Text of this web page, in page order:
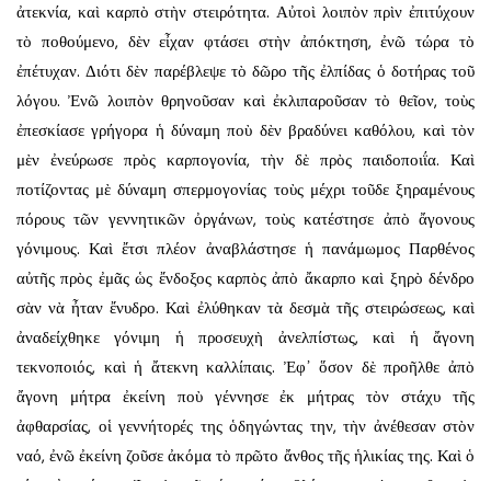
ἀτεκνία, καὶ καρπὸ στὴν στειρότητα. Αὐτοὶ λοιπὸν πρὶν ἐπιτύχουν
τὸ ποθούμενο, δὲν εἶχαν φτάσει στὴν ἀπόκτηση, ἐνῶ τώρα τὸ
ἐπέτυχαν. Διότι δὲν παρέβλεψε τὸ δῶρο τῆς ἐλπίδας ὁ δοτήρας τοῦ
λόγου. Ἐνῶ λοιπὸν θρηνοῦσαν καὶ ἐκλιπαροῦσαν τὸ θεῖον, τοὺς
ἐπεσκίασε γρήγορα ἡ δύναμη ποὺ δὲν βραδύνει καθόλου, καὶ τὸν
μὲν ἐνεύρωσε πρὸς καρπογονία, τὴν δὲ πρὸς παιδοποιΐα. Καὶ
ποτίζοντας μὲ δύναμη σπερμογονίας τοὺς μέχρι τοῦδε ξηραμένους
πόρους τῶν γεννητικῶν ὀργάνων, τοὺς κατέστησε ἀπὸ ἄγονους
γόνιμους. Καὶ ἔτσι πλέον ἀναβλάστησε ἡ πανάμωμος Παρθένος
αὐτῆς πρὸς ἐμᾶς ὡς ἔνδοξος καρπὸς ἀπὸ ἄκαρπο καὶ ξηρὸ δένδρο
σὰν νὰ ἦταν ἔνυδρο. Καὶ ἐλύθηκαν τὰ δεσμὰ τῆς στειρώσεως, καὶ
ἀναδείχθηκε γόνιμη ἡ προσευχὴ ἀνελπίστως, καὶ ἡ ἄγονη
τεκνοποιός, καὶ ἡ ἄτεκνη καλλίπαις. Ἐφ᾿ ὅσον δὲ προῆλθε ἀπὸ
ἄγονη μήτρα ἐκείνη ποὺ γέννησε ἐκ μήτρας τὸν στάχυ τῆς
ἀφθαρσίας, οἱ γεννήτορές της ὁδηγώντας την, τὴν ἀνέθεσαν στὸν
ναό, ἐνῶ ἐκείνη ζοῦσε ἀκόμα τὸ πρῶτο ἄνθος τῆς ἡλικίας της. Καὶ ὁ